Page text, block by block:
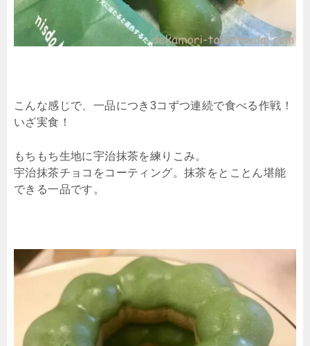
こんな感じで、一品につき3コずつ連続で食べる作戦！
いざ実食！
もちもち生地に宇治抹茶を練りこみ。
宇治抹茶チョコをコーティング。抹茶をとことん堪能
できる一品です。